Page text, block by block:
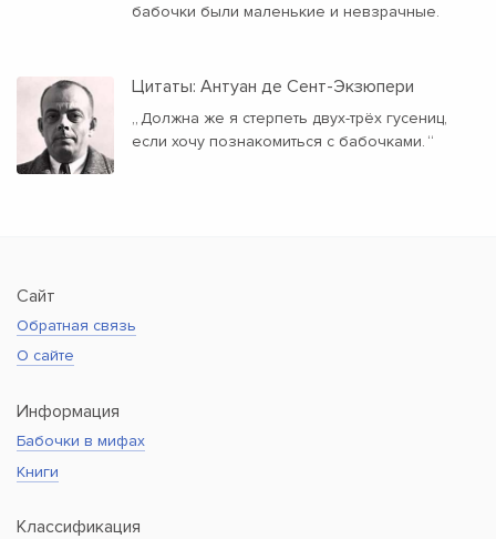
бабочки были маленькие и невзрачные.
Цитаты: Антуан де Сент-Экзюпери
„Должна же я стерпеть двух-трёх гусениц,
если хочу познакомиться с бабочками. “
Сайт
Обратная связь
О сайте
Информация
Бабочки в мифах
Книги
Классификация